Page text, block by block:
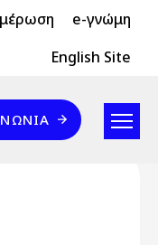
e-γνώμη
English Site